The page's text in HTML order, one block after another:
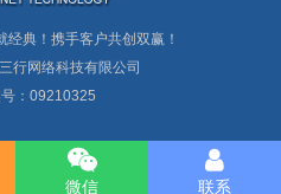
经典！携手客户共创双赢！
行网络科技有限公司
：09210325
微信 联系